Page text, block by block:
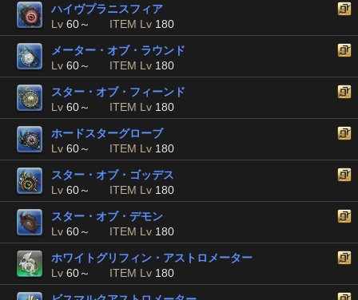
ハイヴプラニスフィア
Lv 60～ ITEM Lv 180
メーター・オブ・ラウンド
Lv 60～ ITEM Lv 180
スター・オブ・フィーンド
Lv 60～ ITEM Lv 180
ホードスターグローブ
Lv 60～ ITEM Lv 180
スター・オブ・ゴッデス
Lv 60～ ITEM Lv 180
スター・オブ・デモン
Lv 60～ ITEM Lv 180
ホワイトグリフィン・アストロメーター
Lv 60～ ITEM Lv 180